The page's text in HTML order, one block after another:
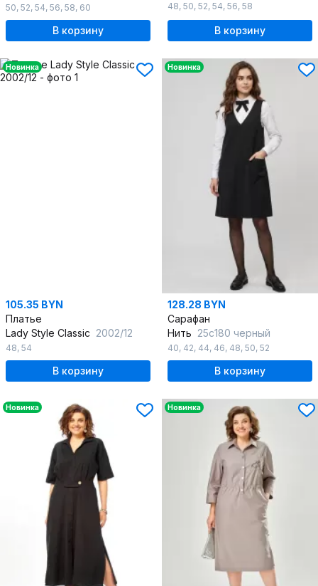
50, 52, 54, 56, 58, 60
В корзину
48, 50, 52, 54, 56, 58
В корзину
Новинка
105.35 BYN
Платье
Lady Style Classic 2002/12
48, 54
В корзину
Новинка
128.28 BYN
Сарафан
Нить 25с180 черный
40, 42, 44, 46, 48, 50, 52
В корзину
Новинка Новинка